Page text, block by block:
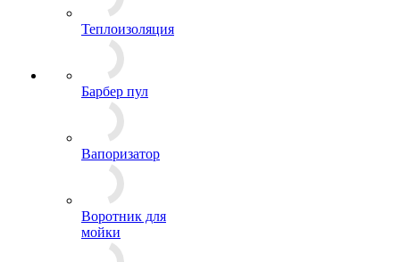
Теплоизоляция
Барбер пул
Вапоризатор
Воротник для
мойки